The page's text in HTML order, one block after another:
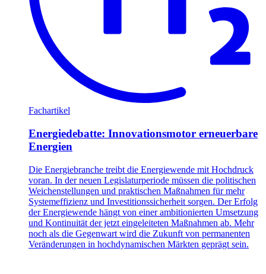
Fachartikel
Energiedebatte: Innovationsmotor erneuerbare
Energien
Die Energiebranche treibt die Energiewende mit Hochdruck
voran. In der neuen Legislaturperiode müssen die politischen
Weichenstellungen und praktischen Maßnahmen für mehr
Systemeffizienz und Investitionssicherheit sorgen. Der Erfolg
der Energiewende hängt von einer ambitionierten Umsetzung
und Kontinuität der jetzt eingeleiteten Maßnahmen ab. Mehr
noch als die Gegenwart wird die Zukunft von permanenten
Veränderungen in hochdynamischen Märkten geprägt sein.